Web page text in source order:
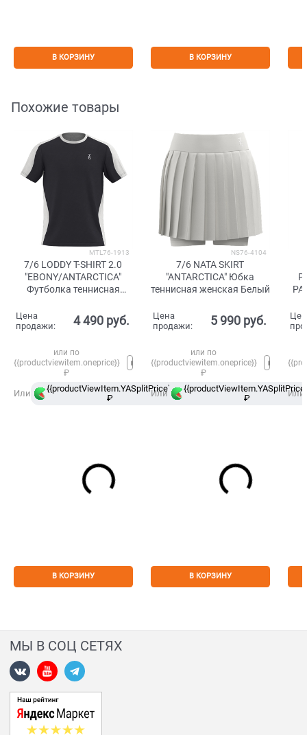
В КОРЗИНУ В КОРЗИНУ
Похожие товары
MTL76-1913
7/6 LODDY T-SHIRT 2.0
"EBONY/ANTARCTICA"
Футболка теннисная
Цена
продажи:
4 490 руб.
или по
{{productviewitem.oneprice}}
₽
Или
{{productViewItem.YASplitPrice}}
₽
в
Сплит
В КОРЗИНУ
NS76-4104
7/6 NATA SKIRT
"ANTARCTICA" Юбка
теннисная женская Белый
Цена
продажи:
5 990 руб.
или по
{{productviewitem.oneprice}}
₽
Или
₽
В КОРЗИНУ
Или
МЫ В СОЦ СЕТЯХ